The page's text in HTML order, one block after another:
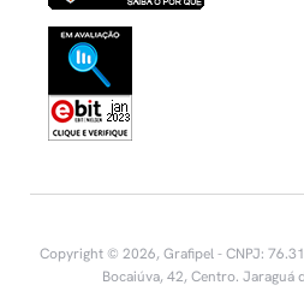
Copyright © 2026, Grafipel - CNPJ:
Bocaiúva, 42, Centro. Jaraguá